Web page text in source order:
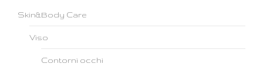
Skin&Body Care
Viso
Contorni occhi